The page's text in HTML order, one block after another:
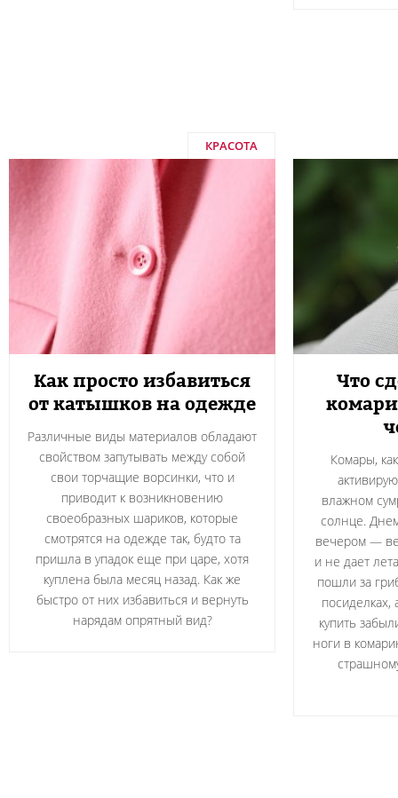
КРАСОТА
Как просто избавиться
от катышков на одежде
Различные виды материалов обладают
свойством запутывать между собой
свои торчащие ворсинки, что и
приводит к возникновению
своеобразных шариков, которые
смотрятся на одежде так, будто та
пришла в упадок еще при царе, хотя
куплена была месяц назад. Как же
быстро от них избавиться и вернуть
нарядам опрятный вид?
Что
Комары,
влажном
солнце.
вечером —
и не дает
пошли за
посиделках,
купить
ноги в